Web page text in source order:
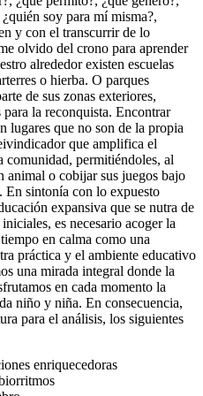
soy para mí misma?,
y con el transcurrir de lo
olvido del crono para aprender
alrededor existen escuelas
o hierba. O parques
de sus zonas exteriores,
para la reconquista. Encontrar
lugares que no son de la propia
que amplifica el
permitiéndoles, al
animal o cobijar sus juegos bajo
En sintonía con lo expuesto
expansiva que se nutra de
es necesario acoger la
en calma como una
práctica y el ambiente educativo
una mirada integral donde la
en cada momento la
niño y niña. En consecuencia,
para el análisis, los siguientes
enriquecedoras